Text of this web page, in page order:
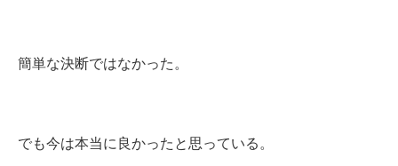
簡単な決断ではなかった。
でも今は本当に良かったと思っている。